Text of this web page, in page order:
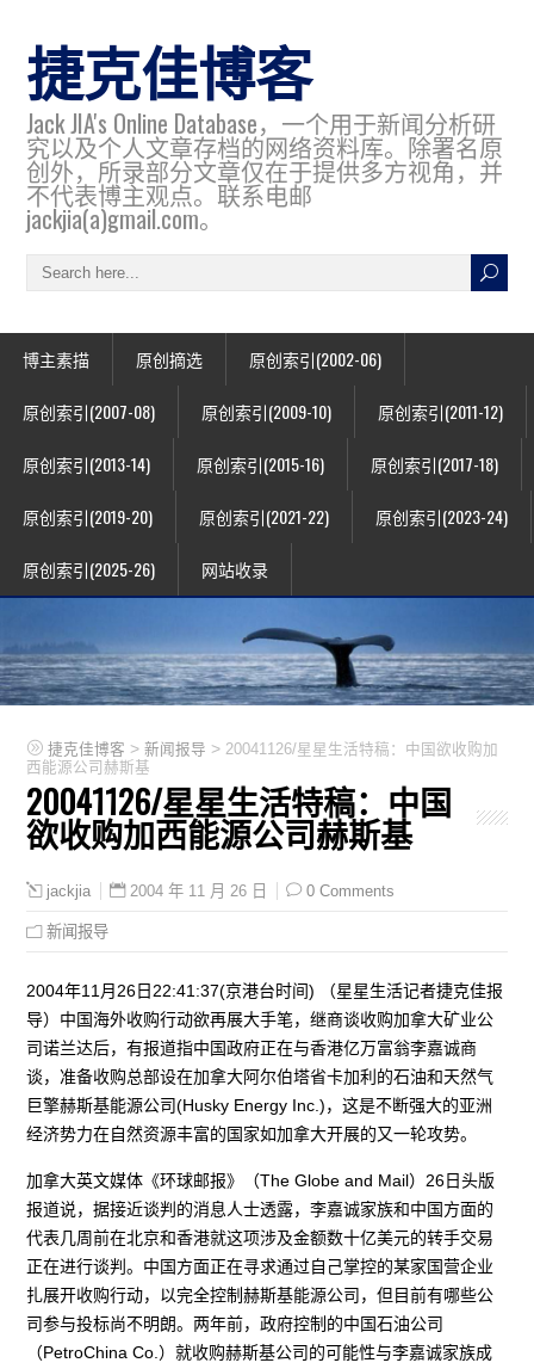
捷克佳博客
Jack JIA's Online Database，一个用于新闻分析研
究以及个人文章存档的网络资料库。除署名原
创外，所录部分文章仅在于提供多方视角，并
不代表博主观点。联系电邮
jackjia(a)gmail.com。
博主素描 原创摘选 原创索引(2002-06)
原创索引(2007-08) 原创索引(2009-10) 原创索引(2011-12)
原创索引(2013-14) 原创索引(2015-16) 原创索引(2017-18)
原创索引(2019-20) 原创索引(2021-22) 原创索引(2023-24)
原创索引(2025-26) 网站收录
捷克佳博客 >新闻报导 > 20041126/星星生活特稿：中国欲收购加
西能源公司赫斯基
20041126/星星生活特稿：中国
欲收购加西能源公司赫斯基
jackjia 2004 年 11 月 26 日 0 Comments
新闻报导
2004年11月26日22:41:37(京港台时间) （星星生活记者捷克佳报
导）中国海外收购行动欲再展大手笔，继商谈收购加拿大矿业公
司诺兰达后，有报道指中国政府正在与香港亿万富翁李嘉诚商
谈，准备收购总部设在加拿大阿尔伯塔省卡加利的石油和天然气
巨擎赫斯基能源公司(Husky Energy Inc.)，这是不断强大的亚洲
经济势力在自然资源丰富的国家如加拿大开展的又一轮攻势。
加拿大英文媒体《环球邮报》（The Globe and Mail）26日头版
报道说，据接近谈判的消息人士透露，李嘉诚家族和中国方面的
代表几周前在北京和香港就这项涉及金额数十亿美元的转手交易
正在进行谈判。中国方面正在寻求通过自己掌控的某家国营企业
扎展开收购行动，以完全控制赫斯基能源公司，但目前有哪些公
司参与投标尚不明朗。两年前，政府控制的中国石油公司
（PetroChina Co.）就收购赫斯基公司的可能性与李嘉诚家族成